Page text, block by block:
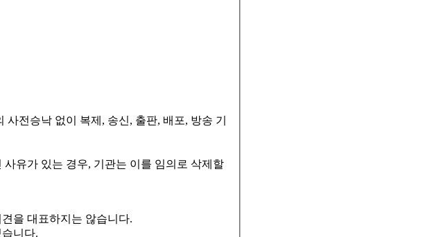
전승낙 없이 복제, 송신, 출판, 배포, 방송 기
유가 있는 경우, 기관는 이를 임의로 삭제할
을 대표하지는 않습니다.
니다.